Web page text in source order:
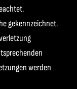
gekennzeichnet.
werden